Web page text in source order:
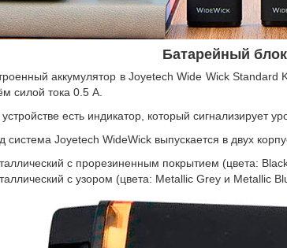
Батарейный
аккумулятор в Joyetech Wide Wick Standard
силой тока 0.5 А.
есть индикатор, который сигнализирует
система Joyetech WideWick выпускается в двух
с прорезиненным покрытием (цвета:
с узором (цвета: Metallic Grey и Metallic